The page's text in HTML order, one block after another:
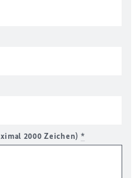
2000 Zeichen) *